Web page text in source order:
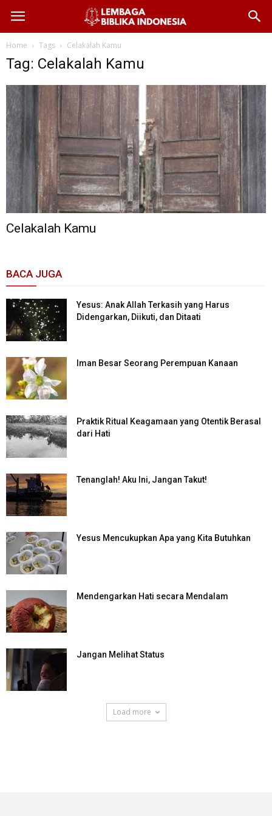
Home Tags Celakalah Kamu
Tag: Celakalah Kamu
Celakalah Kamu
BACA JUGA
Yesus: Anak Allah Terkasih yang Harus
Didengarkan, Diikuti, dan Ditaati
Iman Besar Seorang Perempuan Kanaan
Praktik Ritual Keagamaan yang Otentik Berasal
dari Hati
Tenanglah! Aku Ini, Jangan Takut!
Yesus Mencukupkan Apa yang Kita Butuhkan
Mendengarkan Hati secara Mendalam
Jangan Melihat Status
Load more